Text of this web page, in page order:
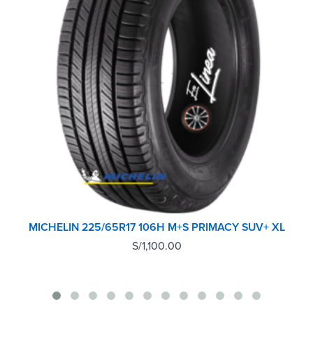
MICHELIN 225/65R17 106H M+S PRIMACY SUV+ XL
S/1,100.00